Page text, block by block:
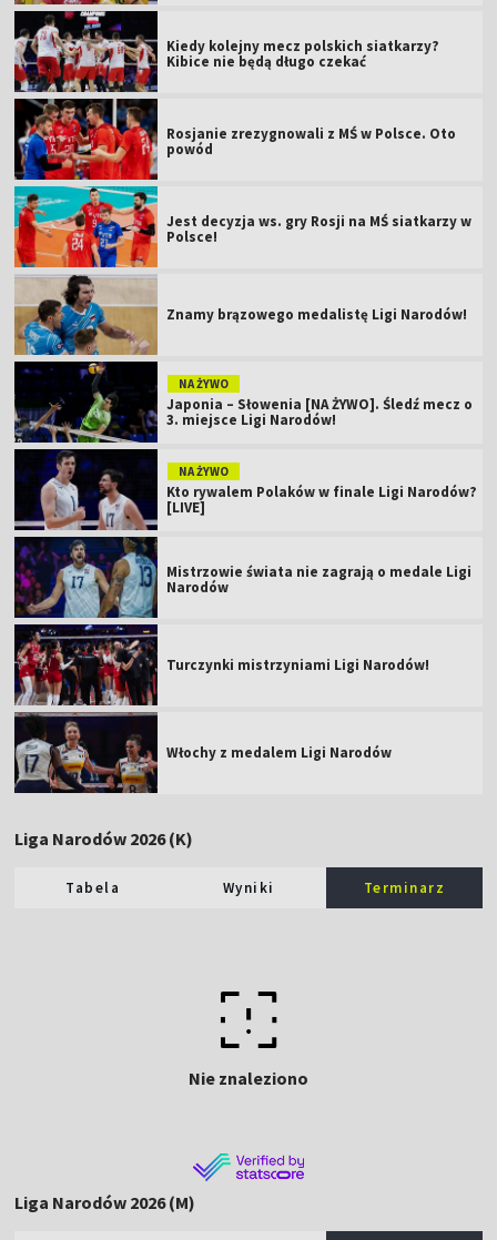
Kiedy kolejny mecz polskich siatkarzy?
Kibice nie będą długo czekać
Rosjanie zrezygnowali z MŚ w Polsce. Oto
powód
Jest decyzja ws. gry Rosji na MŚ siatkarzy w
Polsce!
Znamy brązowego medalistę Ligi Narodów!
NA ŻYWO
Japonia – Słowenia [NA ŻYWO]. Śledź mecz o
3. miejsce Ligi Narodów!
NA ŻYWO
Kto rywalem Polaków w finale Ligi Narodów?
[LIVE]
Mistrzowie świata nie zagrają o medale Ligi
Narodów
Turczynki mistrzyniami Ligi Narodów!
Włochy z medalem Ligi Narodów
Liga Narodów 2026 (K)
Tabela Wyniki Terminarz
Nie znaleziono
Liga Narodów 2026 (M)